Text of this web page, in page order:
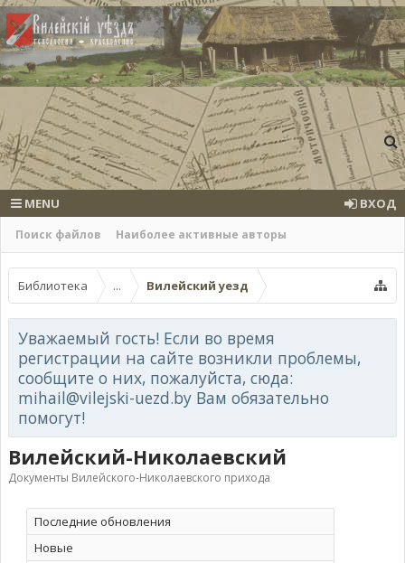
Поиск файлов Наиболее активные авторы
MENU ВХОД
Библиотека ... Вилейский уезд
Уважаемый гость! Если во время
регистрации на сайте возникли проблемы,
сообщите о них, пожалуйста, сюда:
mihail@vilejski-uezd.by Вам обязательно
помогут!
Вилейский-Николаевский
Документы Вилейского-Николаевского прихода
Последние обновления
Новые